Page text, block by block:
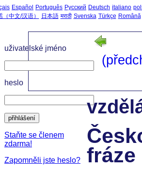
Español Português Русский Deutsch italiano
（中文/汉语）
日本語 मराठी Svenska Türkçe Română
uživatelské jméno
heslo
přihlášení
Staňte se členem
zdarma!
Zapomněli jste heslo?
fráze